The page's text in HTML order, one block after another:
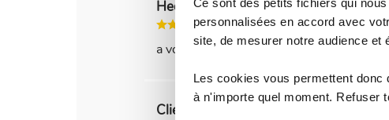
Ce sont des petits fichiers qui
personnalisées en accord avec
site, de mesurer notre audience et
Les cookies vous permettent
à n'importe quel moment. Refuser
Hedy L. publié le 14/03/2025suite à une
4/5
a voir a l'usage
Client anonyme